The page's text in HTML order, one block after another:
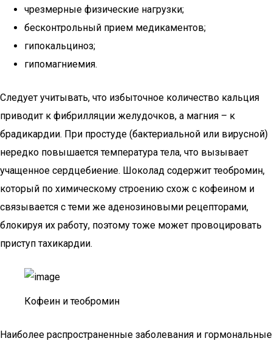
чрезмерные физические нагрузки;
бесконтрольный прием медикаментов;
гипокальциноз;
гипомагниемия.
Следует учитывать, что избыточное количество кальция
приводит к фибрилляции желудочков, а магния – к
брадикардии. При простуде (бактериальной или вирусной)
нередко повышается температура тела, что вызывает
учащенное сердцебиение. Шоколад содержит теобромин,
который по химическому строению схож с кофеином и
связывается с теми же аденозиновыми рецепторами,
блокируя их работу, поэтому тоже может провоцировать
приступ тахикардии.
Кофеин и теобромин
Наиболее распространенные заболевания и гормональные